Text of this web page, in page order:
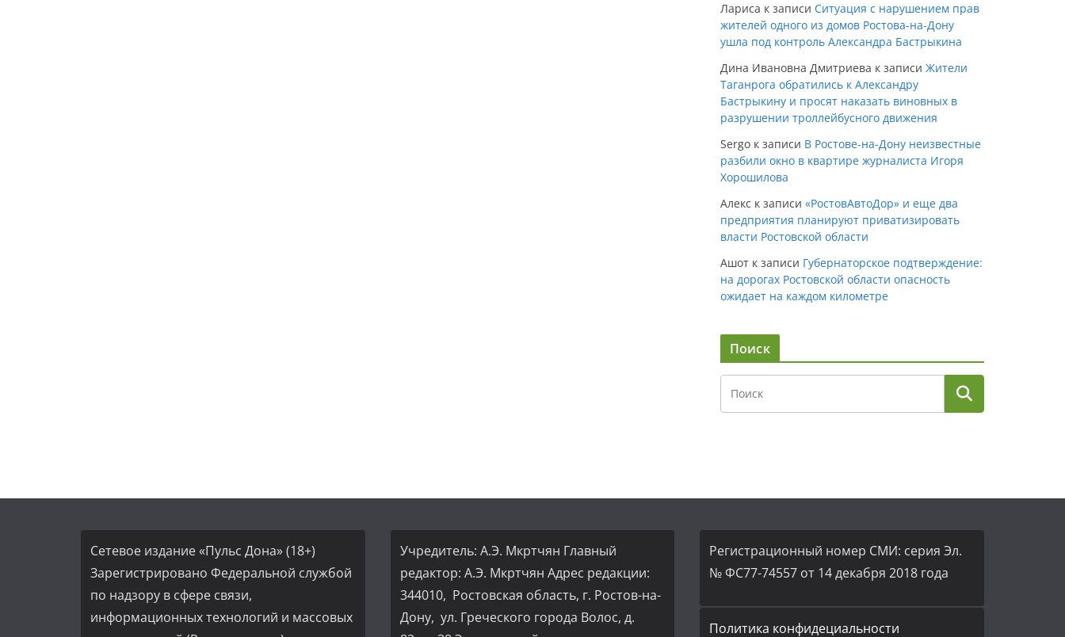
Лариса к записи Ситуация с нарушением прав
жителей одного из домов Ростова-на-Дону
ушла под контроль Александра Бастрыкина
Дина Ивановна Дмитриева к записи Жители
Таганрога обратились к Александру
Бастрыкину и просят наказать виновных в
разрушении троллейбусного движения
Sergo к записи В Ростове-на-Дону неизвестные
разбили окно в квартире журналиста Игоря
Хорошилова
Алекс к записи «РостовАвтоДор» и еще два
предприятия планируют приватизировать
власти Ростовской области
Ашот к записи Губернаторское подтверждение:
на дорогах Ростовской области опасность
ожидает на каждом километре
Поиск
Сетевое издание «Пульс Дона» (18+)
Зарегистрировано Федеральной службой
по надзору в сфере связи,
информационных технологий и массовых
Учредитель: А.Э. Мкртчян Главный
редактор: А.Э. Мкртчян Адрес редакции:
344010, Ростовская область, г. Ростов-на-
Дону, ул. Греческого города Волос, д.
Регистрационный номер СМИ: серия Эл.
№ ФС77-74557 от 14 декабря 2018 года
Политика конфидециальности